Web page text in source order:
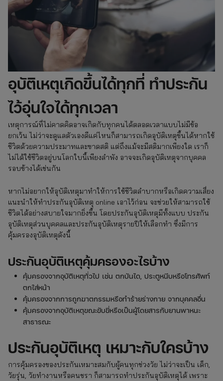
อุบัติเหตุเกิดขึ้นได้ทุกที่ ทำประกัน
ไว้อุ่นใจได้ทุกเวลา
เหตุการณ์ที่ไม่คาดคิดอาจเกิดกับทุกคนได้ตลอดเวลาแบบไม่มีข้อ
ยกเว้น ไม่ว่าจะดูแลตัวเองดีแค่ไหนก็สามารถเกิดอุบัติเหตุขึ้นได้หากใช้
ชีวิตด้วยความประมาทและขาดสติ แต่ถึงแม้จะมีสติมากเพียงใด เราก็
ไม่ได้ใช้ชีวิตอยู่บนโลกใบนี้เพียงลำพัง อาจจะเกิดอุบัติเหตุจากบุคคล
รอบข้างได้เช่นกัน
หากไม่อยากให้อุบัติเหตุมาทำให้การใช้ชีวิตลำบากหรือเกิดความเสี่ยง
แนะนำให้ทำประกันอุบัติเหตุ online เอาไว้ก่อน จะช่วยให้สามารถใช้
ชีวิตได้อย่างสบายใจมากยิ่งขึ้น โดยประกันอุบัติเหตุมีทั้งแบบ ประกัน
อุบัติเหตุส่วนบุคคลและประกันอุบัติเหตุรายปีให้เลือกทำ ซึ่งมีการ
คุ้มครองอุบัติเหตุดังนี้
ประกันอุบัติเหตุคุ้มครองอะไรบ้าง
คุ้มครองจากอุบัติเหตุทั่วไป เช่น ตกบันได, ประตูหนีบหรือโทรศัพท์
ตกใส่หน้า
คุ้มครองจากการถูกฆาตกรรมหรือทำร้ายร่างกาย จากบุคคลอื่น
คุ้มครองจากอุบัติเหตุขณะขับขี่หรือเป็นผู้โดยสารกับยานพาหนะ
สาธารณะ
ประกันอุบัติเหตุ เหมาะกับใครบ้าง
การคุ้มครองของประกันเหมาะสมกับผู้คนทุกช่วงวัย ไม่ว่าจะเป็น เด็ก,
วัยรุ่น, วัยทำงานหรือคนชรา ก็สามารถทำประกันอุบัติเหตุได้ เพราะ